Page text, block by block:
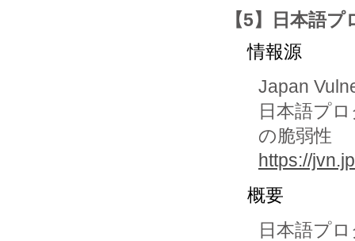
【5】日本語
情報源
Japan
日本語プ
の脆弱性
https://
概要
日本語プ